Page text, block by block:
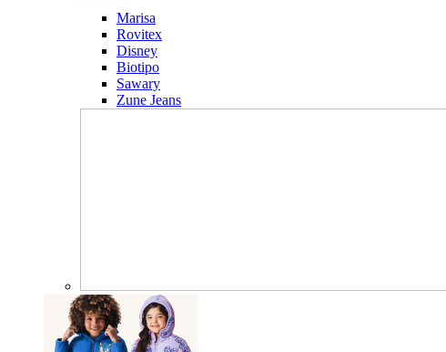
Marisa
Rovitex
Disney
Biotipo
Sawary
Zune Jeans